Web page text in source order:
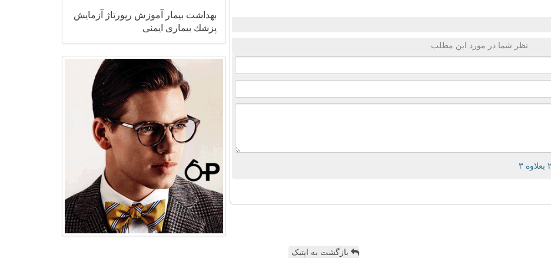
نظر شما در مورد این مطلب
بهداشت بیمار آموزش رپورتاژ
آزمایش
پزشك بیماری ایمنی
بازگشت به اپتیک